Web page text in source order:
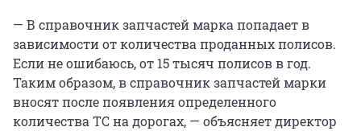
— В справочник запчастей марка попадает в
зависимости от количества проданных полисов.
Если не ошибаюсь, от 15 тысяч полисов в год.
Таким образом, в справочник запчастей марки
вносят после появления определенного
количества ТС на дорогах, — объясняет директор